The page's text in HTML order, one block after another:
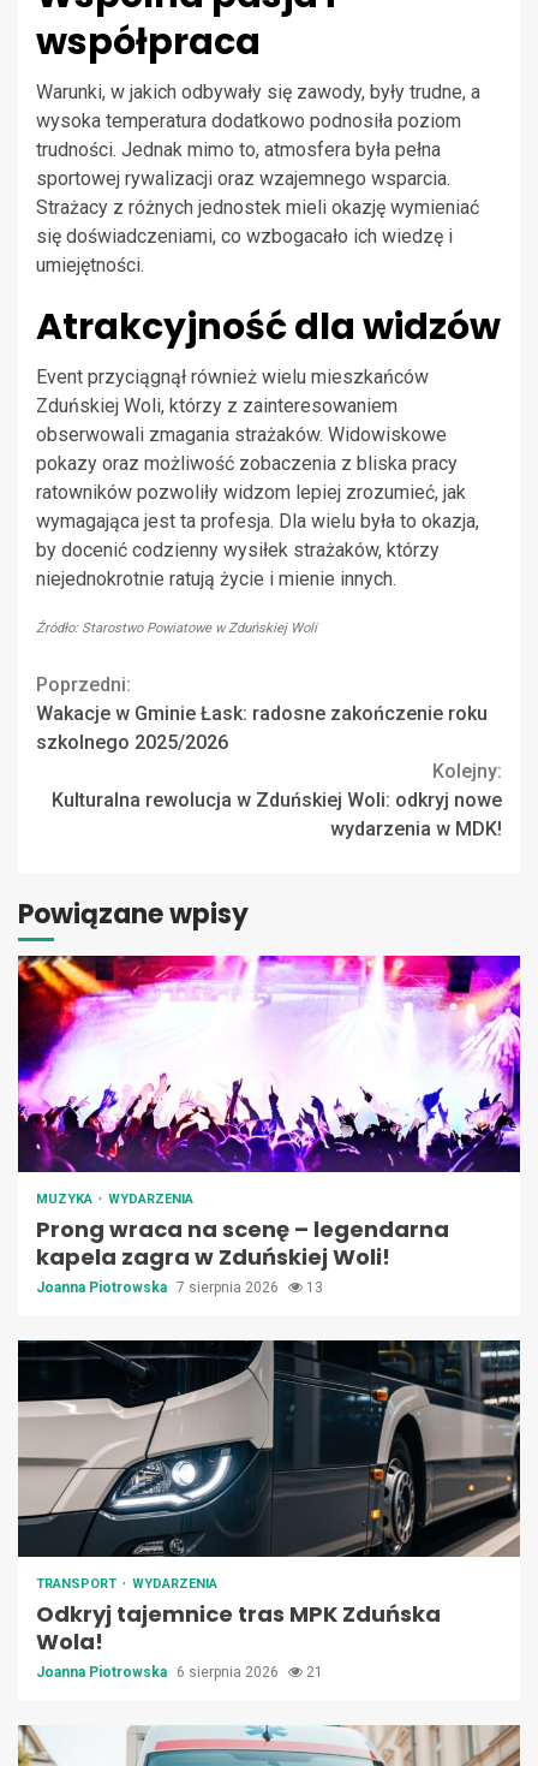
współpraca
Warunki, w jakich odbywały się zawody, były trudne, a
wysoka temperatura dodatkowo podnosiła poziom
trudności. Jednak mimo to, atmosfera była pełna
sportowej rywalizacji oraz wzajemnego wsparcia.
Strażacy z różnych jednostek mieli okazję wymieniać
się doświadczeniami, co wzbogacało ich wiedzę i
umiejętności.
Atrakcyjność dla widzów
Event przyciągnął również wielu mieszkańców
Zduńskiej Woli, którzy z zainteresowaniem
obserwowali zmagania strażaków. Widowiskowe
pokazy oraz możliwość zobaczenia z bliska pracy
ratowników pozwoliły widzom lepiej zrozumieć, jak
wymagająca jest ta profesja. Dla wielu była to okazja,
by docenić codzienny wysiłek strażaków, którzy
niejednokrotnie ratują życie i mienie innych.
Źródło: Starostwo Powiatowe w Zduńskiej Woli
Continue
Reading
Poprzedni:
Wakacje w Gminie Łask: radosne zakończenie roku
szkolnego 2025/2026
Kolejny:
Kulturalna rewolucja w Zduńskiej Woli: odkryj nowe
wydarzenia w MDK!
Powiązane wpisy
MUZYKA WYDARZENIA
Prong wraca na scenę – legendarna
kapela zagra w Zduńskiej Woli!
Joanna Piotrowska 7 sierpnia 2026 13
TRANSPORT WYDARZENIA
Odkryj tajemnice tras MPK Zduńska
Wola!
Joanna Piotrowska 6 sierpnia 2026 21